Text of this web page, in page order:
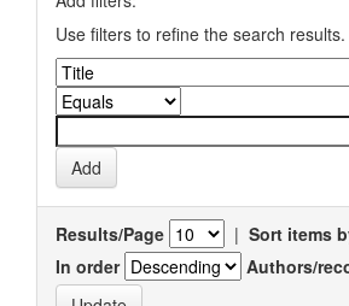
Use filters to refine the search results.
Results/Page | Sort items
In order
Authors/